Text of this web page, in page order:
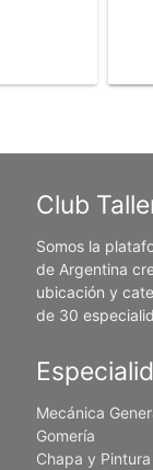
Club
Somos la
de Argentina
ubicación y
de 30
Mecánica
Gomería
Chapa y Pintura